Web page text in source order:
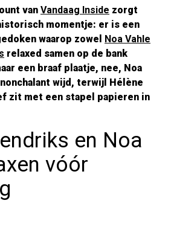
van Vandaag Inside zorgt
momentje: er is een
waarop zowel Noa Vahle
relaxed samen op de bank
een braaf plaatje, nee, Noa
wijd, terwijl Hélène
zit met een stapel papieren in
en Noa
vóór